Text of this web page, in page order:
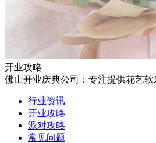
开业攻略
佛山开业庆典公司：专注提供花艺软
行业资讯
开业攻略
派对攻略
常见问题